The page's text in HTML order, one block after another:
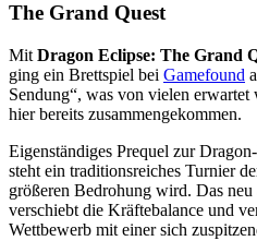
The Grand Quest
Mit Dragon Eclipse: The Grand
ging ein Brettspiel bei Gamefound
Sendung“, was von vielen
hier bereits zusammengekommen.
Eigenständiges Prequel zur
steht ein traditionsreiches Turnier
größeren Bedrohung wird. Das
verschiebt die Kräftebalance und
Wettbewerb mit einer sich